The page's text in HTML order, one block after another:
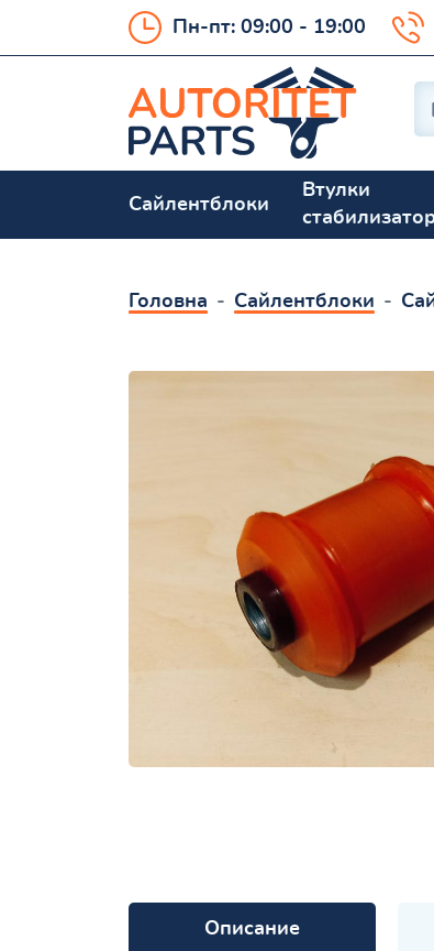
Пн-пт: 09:00 - 19:00
Сайлентблоки
Втулки
Головна Сайлентблоки
Описание